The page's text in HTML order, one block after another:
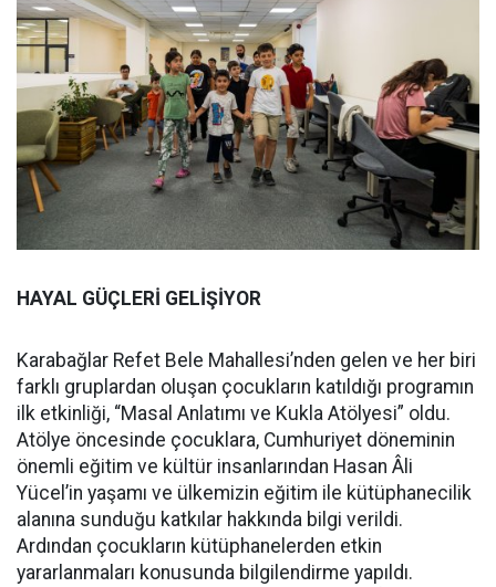
HAYAL GÜÇLERİ GELİŞİYOR
Karabağlar Refet Bele Mahallesi’nden gelen ve her biri
farklı gruplardan oluşan çocukların katıldığı programın
ilk etkinliği, “Masal Anlatımı ve Kukla Atölyesi” oldu.
Atölye öncesinde çocuklara, Cumhuriyet döneminin
önemli eğitim ve kültür insanlarından Hasan Âli
Yücel’in yaşamı ve ülkemizin eğitim ile kütüphanecilik
alanına sunduğu katkılar hakkında bilgi verildi.
Ardından çocukların kütüphanelerden etkin
yararlanmaları konusunda bilgilendirme yapıldı.